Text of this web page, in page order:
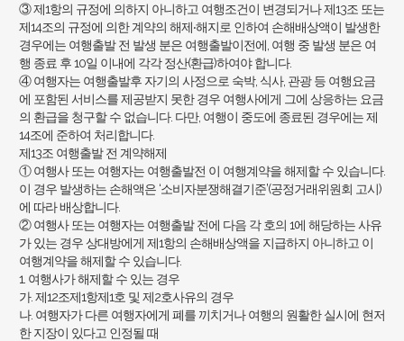
③ 제1항의 규정에 의하지 아니하고 여행조건이 변경되거나 제13조 또는
제14조의 규정에 의한 계약의 해제‧해지로 인하여 손해배상액이 발생한
경우에는 여행출발 전 발생 분은 여행출발이전에, 여행 중 발생 분은 여
행 종료 후 10일 이내에 각각 정산(환급)하여야 합니다.
④ 여행자는 여행출발후 자기의 사정으로 숙박, 식사, 관광 등 여행요금
에 포함된 서비스를 제공받지 못한 경우 여행사에게 그에 상응하는 요금
의 환급을 청구할 수 없습니다. 다만, 여행이 중도에 종료된 경우에는 제
14조에 준하여 처리합니다.
제13조 여행출발 전 계약해제
① 여행사 또는 여행자는 여행출발전 이 여행계약을 해제할 수 있습니다.
이 경우 발생하는 손해액은 ‘소비자분쟁해결기준’(공정거래위원회 고시)
에 따라 배상합니다.
② 여행사 또는 여행자는 여행출발 전에 다음 각 호의 1에 해당하는 사유
가 있는 경우 상대방에게 제1항의 손해배상액을 지급하지 아니하고 이
여행계약을 해제할 수 있습니다.
1. 여행사가 해제할 수 있는 경우
가. 제12조제1항제1호 및 제2호사유의 경우
나. 여행자가 다른 여행자에게 폐를 끼치거나 여행의 원활한 실시에 현저
한 지장이 있다고 인정될 때